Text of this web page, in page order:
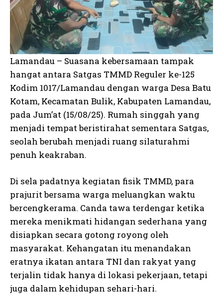
Lamandau – Suasana kebersamaan tampak
hangat antara Satgas TMMD Reguler ke-125
Kodim 1017/Lamandau dengan warga Desa Batu
Kotam, Kecamatan Bulik, Kabupaten Lamandau,
pada Jum’at (15/08/25). Rumah singgah yang
menjadi tempat beristirahat sementara Satgas,
seolah berubah menjadi ruang silaturahmi
penuh keakraban.
Di sela padatnya kegiatan fisik TMMD, para
prajurit bersama warga meluangkan waktu
bercengkerama. Canda tawa terdengar ketika
mereka menikmati hidangan sederhana yang
disiapkan secara gotong royong oleh
masyarakat. Kehangatan itu menandakan
eratnya ikatan antara TNI dan rakyat yang
terjalin tidak hanya di lokasi pekerjaan, tetapi
juga dalam kehidupan sehari-hari.